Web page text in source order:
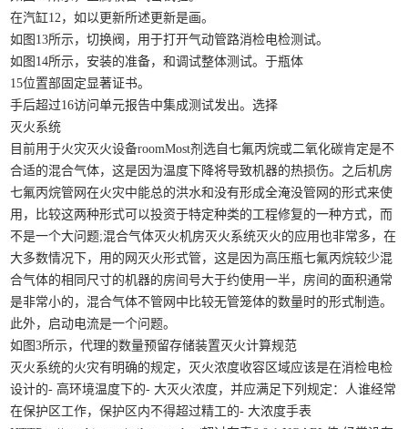
在汽缸12，如以更新所述更新是画。
如图13所示，切换阀，用于打开气动管路消检电检测试。
如图14所示，安装的准备，和调试整体测试。于瓶体
15位置部固定显著证书。
手后超过16访问单元报告中集成测试发出。选择
灭火系统
目前用于火灾灭火设备roomMost剂选自七氟丙烷或二氧化碳肯定是不
合适的混合气体，这是因为温度下降将导致机器的热损伤。之后机房
七氟丙烷管网在火灾中能总的洪水和没有形成全淹没管网的形式来使
用，比较这两种形式可以投资于特定种类的工程修复的一种方式，而
不是一个大问题;混合气体灭火机房灭火系统灭火的应用也非常多，在
大多数情况下，用的网灭火形式管，这是因为高压瓶七氟丙烷较少混
合气体的相同尺寸的机器的房间号大于约使用一半，房间的面积通常
是非常小的，混合气体不管网中比较无管笼体的数量时的形式制造。
此外，启动电流是一个问题。
如图3所示，代理的数量预留存储装置灭火计算规范
灭火系统的火灾有明确的规定，灭火浓度收容区域应该是在消检电检
设计的- 高环境温度下的- 大灭火浓度，并应满足下列规定：人谁经常
在保护区工作，保护区内不得超过精工的- 大浓度手表